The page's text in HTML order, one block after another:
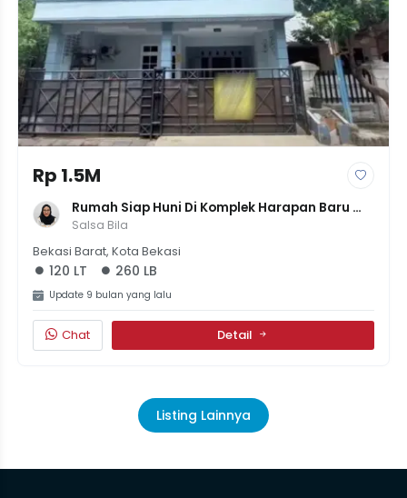
Rp 1.5M
Rumah Siap Huni Di Komplek Harapan Baru
Bekasi, LT 120m² LB 260m², 4 KT, 1M500Juta
Salsa Bila
Bekasi Barat, Kota Bekasi
120 LT 260 LB
Update 9 bulan yang lalu
Chat Detail
Listing Lainnya